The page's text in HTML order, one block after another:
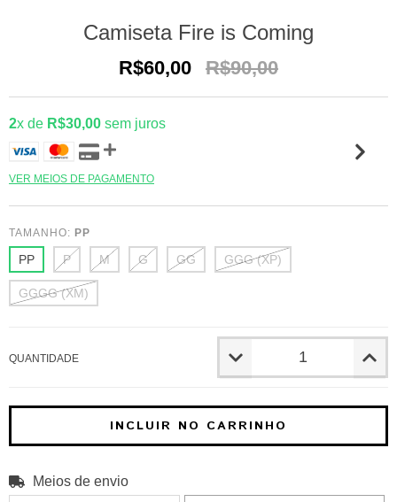
Camiseta Fire is Coming
R$60,00 R$90,00
2x de R$30,00 sem juros
VER MEIOS DE PAGAMENTO
TAMANHO: PP
PP P M G GG GGG (XP)
GGGG (XM)
QUANTIDADE
Entregas para o CEP:
Meios de envio